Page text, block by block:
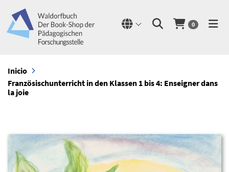
0
Inicio
Französischunterricht in den Klassen 1 bis 4: Enseigner dans
la joie